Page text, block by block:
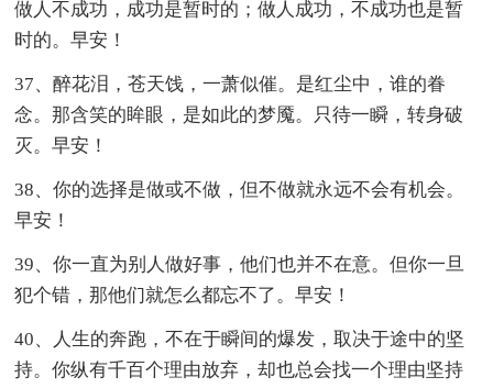
做人不成功，成功是暂时的；做人成功，不成功也是暂
时的。早安！
37、醉花泪，苍天饯，一萧似催。是红尘中，谁的眷
念。那含笑的眸眼，是如此的梦魇。只待一瞬，转身破
灭。早安！
38、你的选择是做或不做，但不做就永远不会有机会。
早安！
39、你一直为别人做好事，他们也并不在意。但你一旦
犯个错，那他们就怎么都忘不了。早安！
40、人生的奔跑，不在于瞬间的爆发，取决于途中的坚
持。你纵有千百个理由放弃，却也总会找一个理由坚持